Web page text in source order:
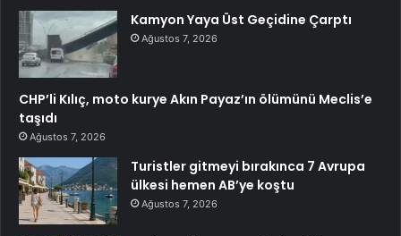
Kamyon Yaya Üst Geçidine Çarptı
Ağustos 7, 2026
CHP’li Kılıç, moto kurye Akın Payaz’ın ölümünü Meclis’e
taşıdı
Ağustos 7, 2026
Turistler gitmeyi bırakınca 7 Avrupa
ülkesi hemen AB’ye koştu
Ağustos 7, 2026